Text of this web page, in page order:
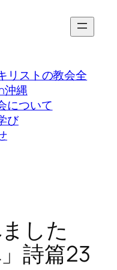
リストの教会全
沖縄
について
び
した
詩篇23